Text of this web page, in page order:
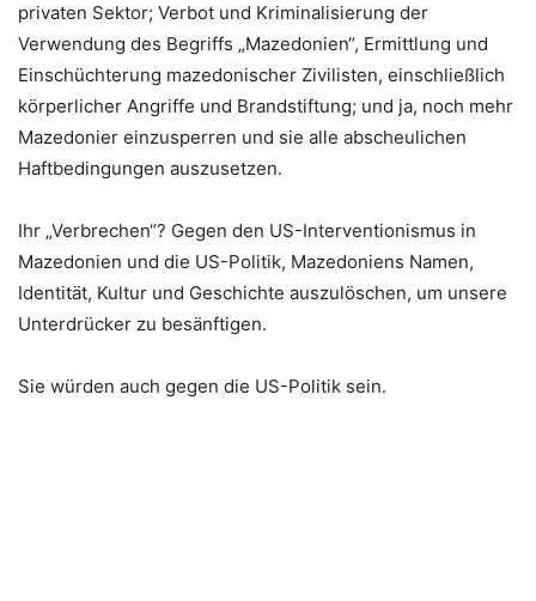
privaten Sektor; Verbot und Kriminalisierung der
Verwendung des Begriffs „Mazedonien“, Ermittlung und
Einschüchterung mazedonischer Zivilisten, einschließlich
körperlicher Angriffe und Brandstiftung; und ja, noch mehr
Mazedonier einzusperren und sie alle abscheulichen
Haftbedingungen auszusetzen.
Ihr „Verbrechen“? Gegen den US-Interventionismus in
Mazedonien und die US-Politik, Mazedoniens Namen,
Identität, Kultur und Geschichte auszulöschen, um unsere
Unterdrücker zu besänftigen.
Sie würden auch gegen die US-Politik sein.